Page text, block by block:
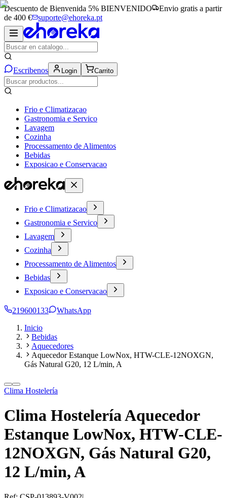
Descuento de Bienvenida 5% BIENVENIDO
Envio gratis a partir
de 400 €
suporte@ehoreka.pt
Escribenos Login Carrito
Frio e Climatizacao
Gastronomia e Servico
Lavagem
Cozinha
Processamento de Alimentos
Bebidas
Exposicao e Conservacao
Frio e Climatizacao
Gastronomia e Servico
Lavagem
Cozinha
Processamento de Alimentos
Bebidas
Exposicao e Conservacao
219600133
WhatsApp
Inicio
Bebidas
Aquecedores
Aquecedor Estanque LowNox, HTW-CLE-12NOXGN,
Gás Natural G20, 12 L/min, A
Clima Hostelería
Clima Hostelería Aquecedor
Estanque LowNox, HTW-CLE-
12NOXGN, Gás Natural G20,
12 L/min, A